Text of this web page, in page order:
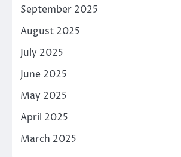
September 2025
August 2025
July 2025
June 2025
May 2025
April 2025
March 2025